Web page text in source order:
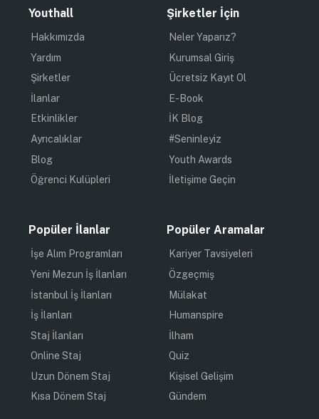
Youthall
Hakkımızda
Yardım
Şirketler
İlanlar
Etkinlikler
Ayrıcalıklar
Blog
Öğrenci Kulüpleri
Şirketler İçin
Neler Yaparız?
Kurumsal Giriş
Ücretsiz Kayıt Ol
E-Book
İK Blog
#Seninleyiz
Youth Awards
İletişime Geçin
Popüler İlanlar
İşe Alım Programları
Yeni Mezun İş İlanları
İstanbul İş İlanları
İş İlanları
Staj İlanları
Online Staj
Uzun Dönem Staj
Kısa Dönem Staj
Popüler Aramalar
Kariyer Tavsiyeleri
Özgeçmiş
Mülakat
Humanspire
İlham
Quiz
Kişisel Gelişim
Gündem